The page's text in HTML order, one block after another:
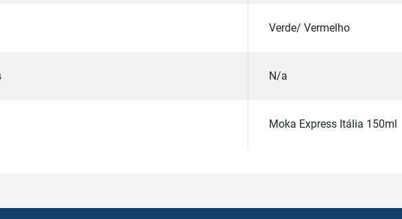
Verde/ Vermelho
N/a
Moka Express Itália 150ml